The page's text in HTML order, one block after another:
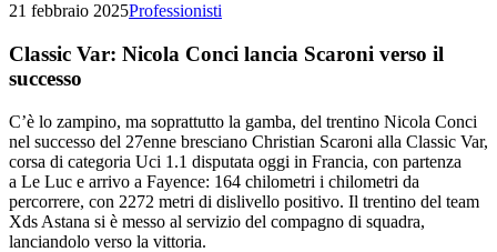
21 febbraio 2025Professionisti
Classic Var: Nicola Conci lancia Scaroni verso il
successo
C’è lo zampino, ma soprattutto la gamba, del trentino Nicola Conci
nel successo del 27enne bresciano Christian Scaroni alla Classic Var,
corsa di categoria Uci 1.1 disputata oggi in Francia, con partenza
a Le Luc e arrivo a Fayence: 164 chilometri i chilometri da
percorrere, con 2272 metri di dislivello positivo. Il trentino del team
Xds Astana si è messo al servizio del compagno di squadra,
lanciandolo verso la vittoria.